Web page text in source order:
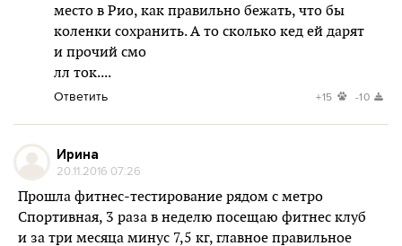
место в Рио, как правильно бежать, что бы
коленки сохранить. А то сколько кед ей дарят
и прочий смо
лл ток....
Ответить +15 -10
Ирина
20.11.2016 07:26
Прошла фитнес-тестирование рядом с метро
Спортивная, 3 раза в неделю посещаю фитнес клуб
и за три месяца минус 7,5 кг, главное правильное